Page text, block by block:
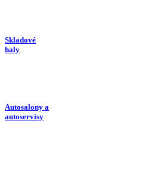
Skladové
haly
Autosalony a
autoservisy